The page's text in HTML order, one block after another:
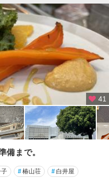
41
備まで。
#椿山荘 # 白井屋